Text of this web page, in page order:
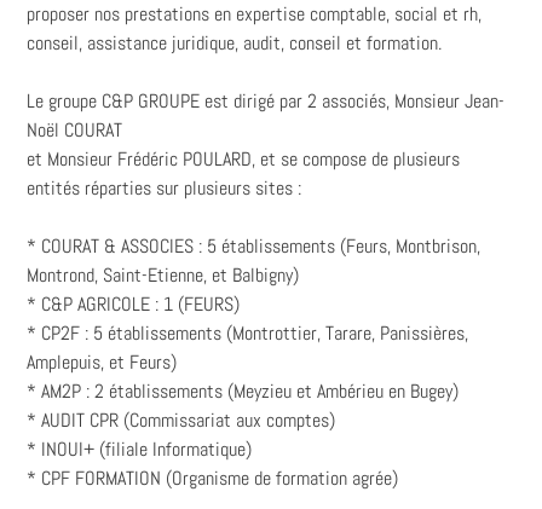
proposer nos prestations en expertise comptable, social et rh,
conseil, assistance juridique, audit, conseil et formation.
Le groupe C&P GROUPE est dirigé par 2 associés, Monsieur Jean-
Noël COURAT
et Monsieur Frédéric POULARD, et se compose de plusieurs
entités réparties sur plusieurs sites :
* COURAT & ASSOCIES : 5 établissements (Feurs, Montbrison,
Montrond, Saint-Etienne, et Balbigny)
* C&P AGRICOLE : 1 (FEURS)
* CP2F : 5 établissements (Montrottier, Tarare, Panissières,
Amplepuis, et Feurs)
* AM2P : 2 établissements (Meyzieu et Ambérieu en Bugey)
* AUDIT CPR (Commissariat aux comptes)
* INOUI+ (filiale Informatique)
* CPF FORMATION (Organisme de formation agrée)